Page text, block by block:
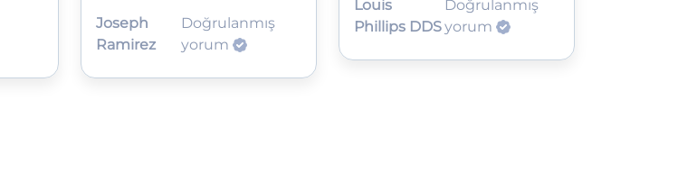
Joseph
Ramirez
Doğrulanmış
yorum
Louis
Phillips DDS
Doğrulanmış
yorum